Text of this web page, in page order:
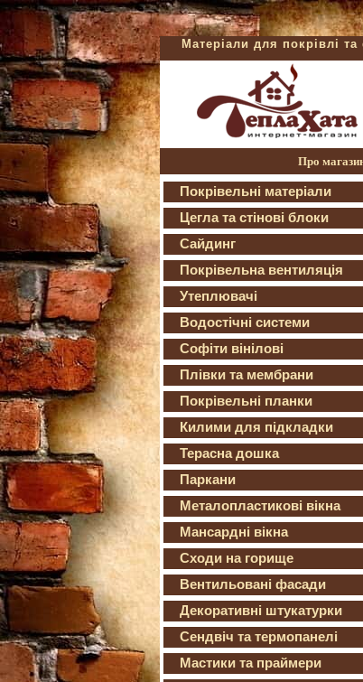
Матеріали для покрівлі
Про
Покрівельні матеріали
Цегла та стінові блоки
Сайдинг
Покрівельна вентиляція
Утеплювачі
Водостічні системи
Софіти вінілові
Плівки та мембрани
Покрівельні планки
Килими для підкладки
Терасна дошка
Паркани
Металопластикові вікна
Мансардні вікна
Сходи на горище
Вентильовані фасади
Декоративні штукатурки
Сендвіч та термопанелі
Мастики та праймери